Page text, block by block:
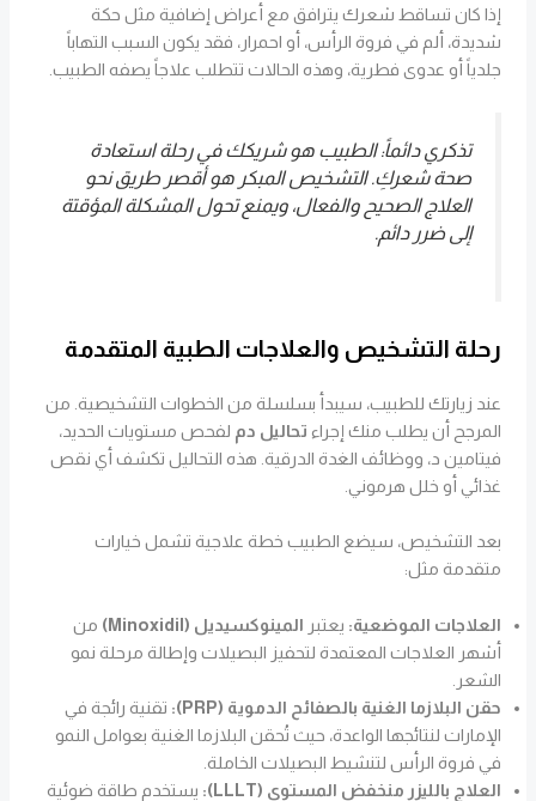
إذا كان تساقط شعرك يترافق مع أعراض إضافية مثل حكة
شديدة، ألم في فروة الرأس، أو احمرار، فقد يكون السبب التهاباً
جلدياً أو عدوى فطرية، وهذه الحالات تتطلب علاجاً يصفه الطبيب.
تذكري دائماً: الطبيب هو شريكك في رحلة استعادة
صحة شعركِ. التشخيص المبكر هو أقصر طريق نحو
العلاج الصحيح والفعال، ويمنع تحول المشكلة المؤقتة
إلى ضرر دائم.
رحلة التشخيص والعلاجات الطبية المتقدمة
عند زيارتك للطبيب، سيبدأ بسلسلة من الخطوات التشخيصية. من
المرجح أن يطلب منك إجراء تحاليل دم لفحص مستويات الحديد،
فيتامين د، ووظائف الغدة الدرقية. هذه التحاليل تكشف أي نقص
غذائي أو خلل هرموني.
بعد التشخيص، سيضع الطبيب خطة علاجية تشمل خيارات
متقدمة مثل:
العلاجات الموضعية: يعتبر المينوكسيديل (Minoxidil)
من
أشهر العلاجات المعتمدة لتحفيز البصيلات وإطالة مرحلة نمو
الشعر.
حقن البلازما الغنية بالصفائح الدموية (PRP):
تقنية رائجة في
الإمارات لنتائجها الواعدة، حيث تُحقن البلازما الغنية بعوامل النمو
في فروة الرأس لتنشيط البصيلات الخاملة.
العلاج بالليزر منخفض المستوى (LLLT):
يستخدم طاقة ضوئية